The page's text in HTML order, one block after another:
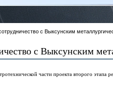
с Выксунским
с Выксунским
части проекта второго этапа